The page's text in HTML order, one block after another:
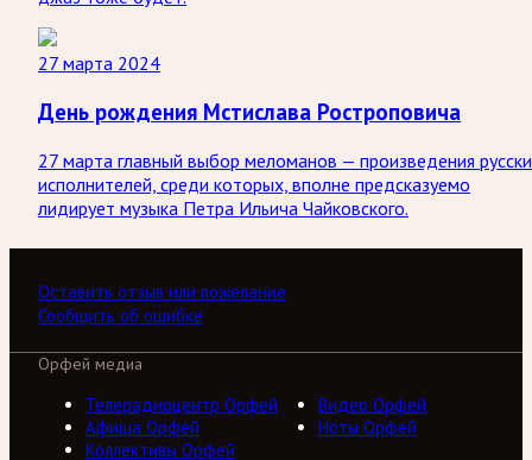
27 марта 2024
День рождения Мстислава Ростроповича
27 марта главный выбор меломанов — произведения
исполнителей, среди которых, вполне предсказуемо
лидирует музыка Петра Ильича Чайковского.
Оставить отзыв или пожелание
Сообщить об ошибке
Орфей медиа
Телерадиоцентр Орфей
Видео Орфей
Афиша Орфей
Ноты Орфей
Коллективы Орфей